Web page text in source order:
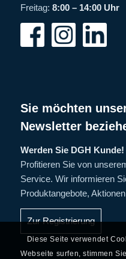
Freitag: 8:00 – 14:00 Uhr
Sie möchten
Newsletter
Werden Sie DGH Kunde!
Profitieren Sie von
Service. Wir informieren
Produktangebote,
Zur Registrierung
Diese Seite verwendet
Webseite surfen, stimmen